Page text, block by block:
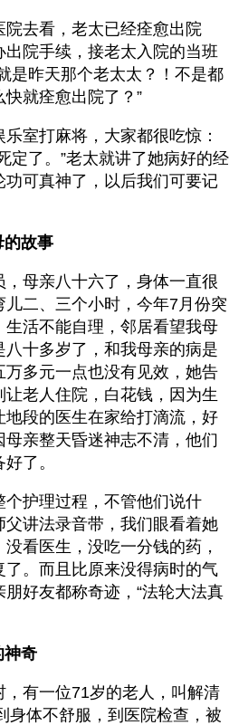
去看，老太已经痊愈出院
出院手续，接老太入院的当班
是昨天那个老太太？！不是都
就痊愈出院了？”
室打麻将，大家都很吃惊：
定了。”老太就讲了她病好的经
可真神了，以后我们可要记
的故事
母亲八十六了，身体一直很
二、三个小时，今年7月份突
生活不能自理，邻居看望我母
八十多岁了，和我母亲的病是
多元一点也没有见效，她告
老人住院，白花钱，因为生
段的医生在家给打滴流，好
亲整天昏迷神志不清，他们
了。
护理过程，不管他们说什
讲法录音带，我们眼看着她
看医生，没吃一分钱的药，
。而且比原来没得病时的气
好友都称奇迹，“法轮大法真
神奇
有一位71岁的老人，叫解清
身体不舒服，到医院检查，被